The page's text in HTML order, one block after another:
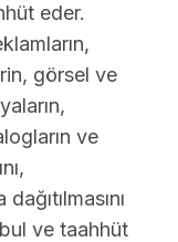
eder.
görsel ve
ve
ve taahhüt